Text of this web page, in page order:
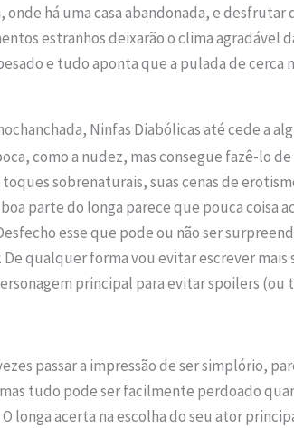
há uma casa abandonada, e desfrutar
estranhos deixarão o clima agradável
e tudo aponta que a pulada de cerca
Ninfas Diabólicas até cede a
como a nudez, mas consegue fazê-lo
sobrenaturais, suas cenas de
parte do longa parece que pouca coisa
esse que pode ou não ser
qualquer forma vou evitar escrever mais
principal para evitar spoilers (ou
passar a impressão de ser simplório,
tudo pode ser facilmente perdoado
longa acerta na escolha do seu ator